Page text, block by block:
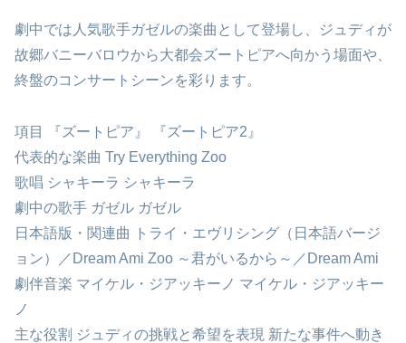
劇中では人気歌手ガゼルの楽曲として登場し、ジュディが
故郷バニーバロウから大都会ズートピアへ向かう場面や、
終盤のコンサートシーンを彩ります。
項目 『ズートピア』 『ズートピア2』
代表的な楽曲 Try Everything Zoo
歌唱 シャキーラ シャキーラ
劇中の歌手 ガゼル ガゼル
日本語版・関連曲 トライ・エヴリシング（日本語バージ
ョン）／Dream Ami Zoo ～君がいるから～／Dream Ami
劇伴音楽 マイケル・ジアッキーノ マイケル・ジアッキー
ノ
主な役割 ジュディの挑戦と希望を表現 新たな事件へ動き